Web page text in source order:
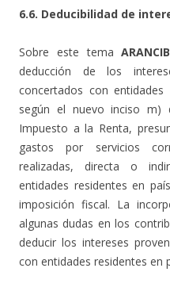
6.6. Deducibilidad de
Sobre este tema
deducción de los
concertados con
según el nuevo inciso m)
Impuesto a la Renta,
gastos por servicios
realizadas, directa o
entidades residentes en
imposición fiscal. La
algunas dudas en los
deducir los intereses
con entidades residentes en